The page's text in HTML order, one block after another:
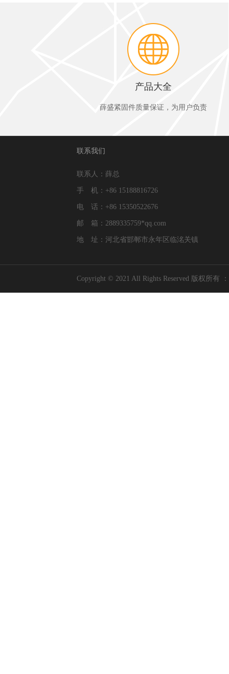
产品大全
薛盛紧固件质量保证，为用户负责
联系我们
联系人：薛总
手 机：+86 15188816726
电 话：+86 15350522676
邮 箱：2889335759*qq.com
地 址：河北省邯郸市永年区临洺关镇
Copyright © 2021 All Rights Reserved 版权所